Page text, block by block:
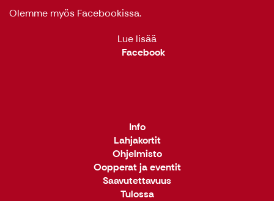
Olemme myös Facebookissa.
Lue lisää
Facebook
Info
Lahjakortit
Ohjelmisto
Oopperat ja eventit
Saavutettavuus
Tulossa